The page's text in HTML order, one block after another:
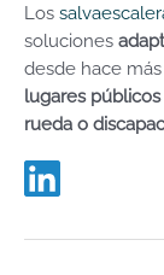
Los
soluciones
desde hace
lugares
rueda o